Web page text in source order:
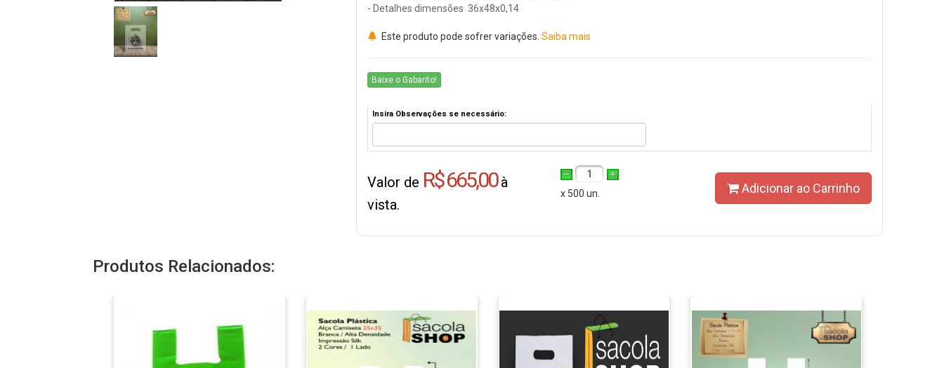
- Detalhes dimensões 36x48x0,14
Este produto pode sofrer variações. Saiba mais
Baixe o Gabarito!
Insira Observações se necessário:
Valor de R$ 665,00à
vista.
1
x 500 un.
Adicionar ao Carrinho
Produtos Relacionados: